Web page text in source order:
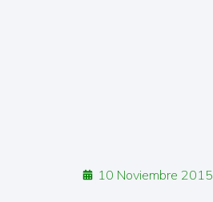
10 Noviembre 2015